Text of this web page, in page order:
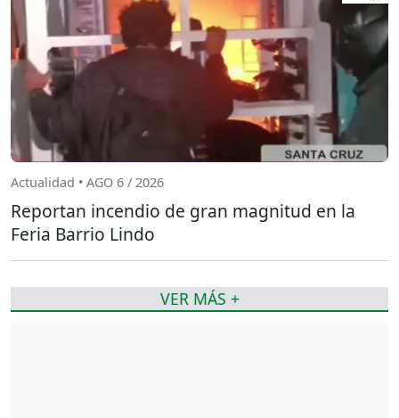
Actualidad • AGO 6 / 2026
Reportan incendio de gran magnitud en la
Feria Barrio Lindo
VER MÁS +